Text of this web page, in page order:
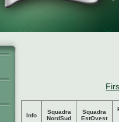
Info
Squadra
NordSud
Squadra
EstOvest